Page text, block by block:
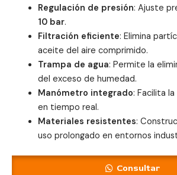
Regulación de presión: Ajuste
10 bar.
Filtración eficiente: Elimina
aceite del aire comprimido.
Trampa de agua: Permite la
del exceso de humedad.
Manómetro integrado: Facilita
en tiempo real.
Materiales resistentes:
uso prolongado en entornos
Consultar